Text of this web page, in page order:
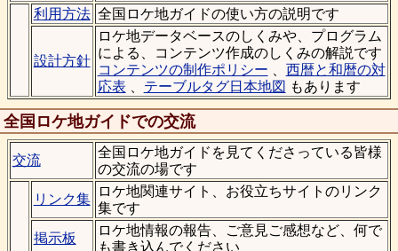
利用方法 全国ロケ地ガイドの使い方の説明です
設計方針
ロケ地データベースのしくみや、プログラム
による、コンテンツ作成のしくみの解説です
コンテンツの制作ポリシー
西暦と和暦の対
応表
テーブルタグ日本地図 もあります
全国ロケ地ガイドでの交流
交流
全国ロケ地ガイドを見てくださっている皆様
の交流の場です
リンク集
ロケ地関連サイト、お役立ちサイトのリンク
集です
掲示板
ロケ地情報の報告、ご意見ご感想など、何で
も書き込んでください